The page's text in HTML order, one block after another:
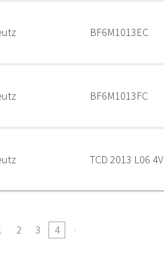
BF6M1013EC
BF6M1013FC
TCD 2013 L06 4V
2 3 4